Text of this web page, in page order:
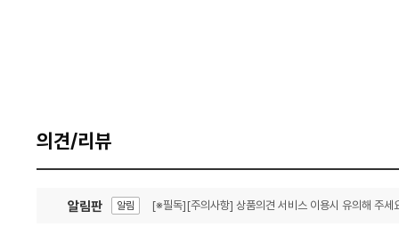
의견/리뷰
알림판 알림 [※필독][주의사항] 상품의견 서비스 이용시 유의해 주세